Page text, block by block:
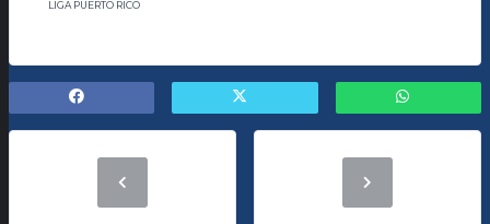
LIGA PUERTO RICO